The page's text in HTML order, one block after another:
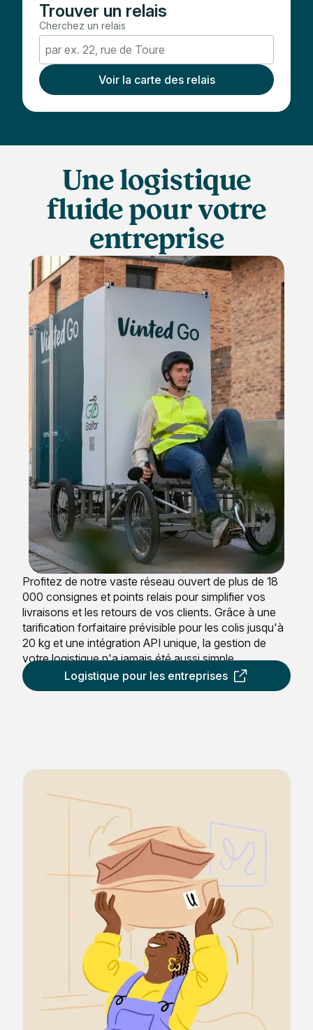
Trouver un relais
Cherchez un relais
Voir la carte des relais
Une logistique
fluide pour votre
entreprise
Profitez de notre vaste réseau ouvert de plus de 18
000 consignes et points relais pour simplifier vos
livraisons et les retours de vos clients. Grâce à une
tarification forfaitaire prévisible pour les colis jusqu'à
20 kg et une intégration API unique, la gestion de
votre logistique n'a jamais été aussi simple.
Logistique pour les entreprises